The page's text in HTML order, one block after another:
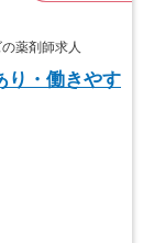
薬剤師求人
り・働きやす